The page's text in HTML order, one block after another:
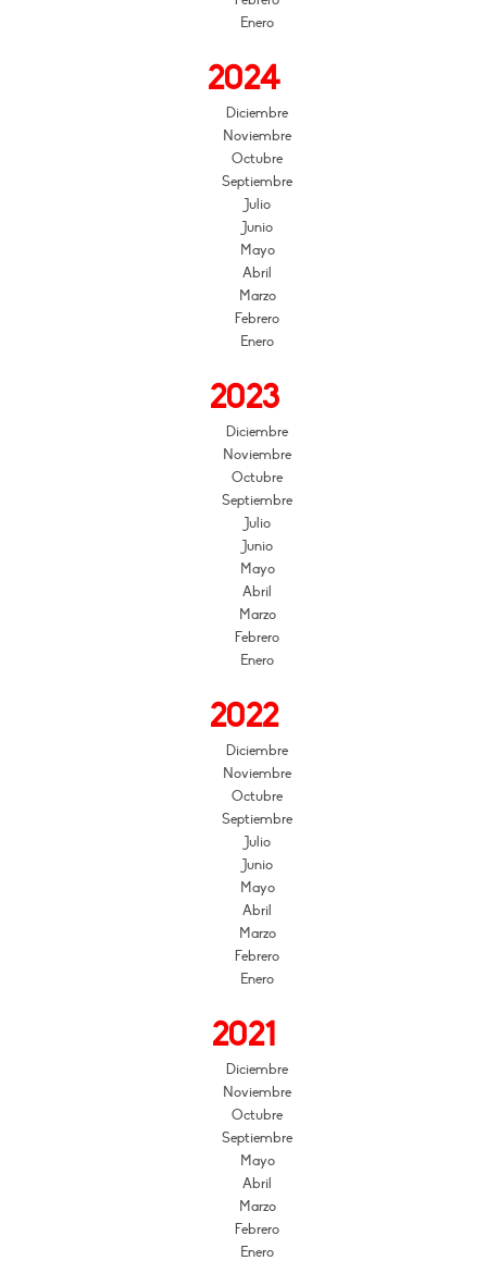
Enero
2024
Diciembre
Noviembre
Octubre
Septiembre
Julio
Junio
Mayo
Abril
Marzo
Febrero
Enero
2023
Diciembre
Noviembre
Octubre
Septiembre
Julio
Junio
Mayo
Abril
Marzo
Febrero
Enero
2022
Diciembre
Noviembre
Octubre
Septiembre
Julio
Junio
Mayo
Abril
Marzo
Febrero
Enero
2021
Diciembre
Noviembre
Octubre
Septiembre
Mayo
Abril
Marzo
Febrero
Enero